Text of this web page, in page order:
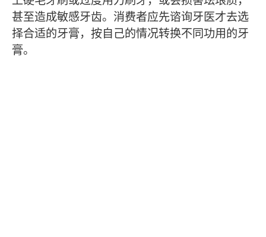
甚至造成敏感牙齿。消费者应先谘询牙医才去选
择合适的牙膏，按自己的情况转换不同功用的牙
膏。